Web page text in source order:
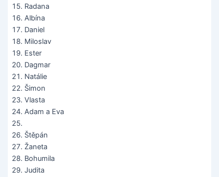
Radana
Albína
Daniel
Miloslav
Ester
Dagmar
Natálie
Šimon
Vlasta
Adam a Eva
Štěpán
Žaneta
Bohumila
Judita